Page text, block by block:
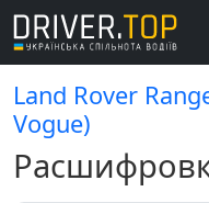
Land Rover
Vogue)